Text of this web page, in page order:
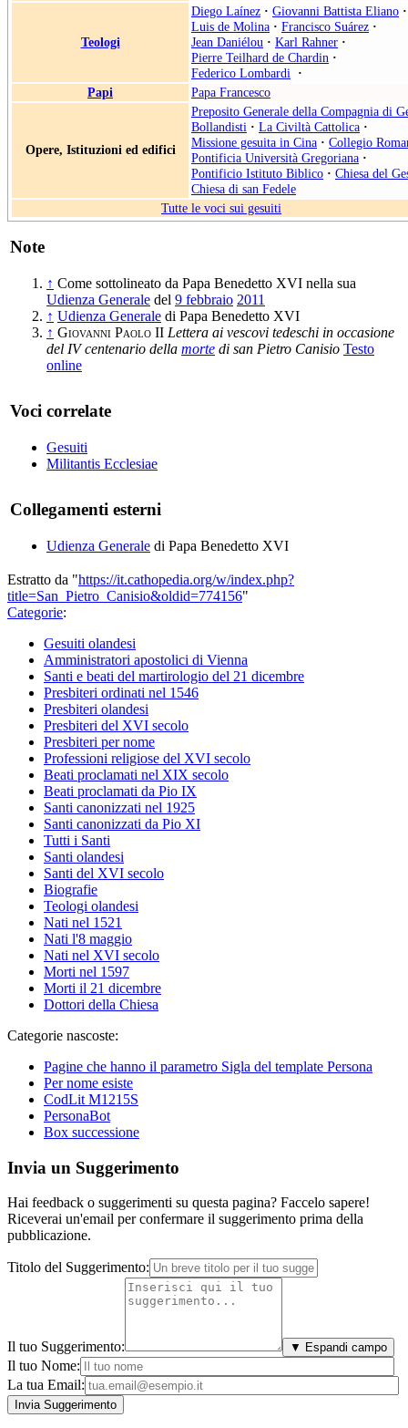
Teologi
Diego Laínez · Giovanni Battista Eliano ·
Luis de Molina · Francisco Suárez ·
Jean Daniélou · Karl Rahner ·
Pierre Teilhard de Chardin ·
Federico Lombardi
·
Papi
Papa Francesco
Opere, Istituzioni ed edifici
Preposito Generale della Compagnia di
Bollandisti · La Civiltà Cattolica ·
Missione gesuita in Cina · Collegio
Pontificia Università Gregoriana ·
Pontificio Istituto Biblico · Chiesa del
Chiesa di san Fedele
Tutte le voci sui gesuiti
Note
↑ Come sottolineato da Papa Benedetto XVI nella sua
Udienza Generale del 9 febbraio 2011
↑ Udienza Generale di Papa Benedetto XVI
↑ Giovanni Paolo II Lettera ai vescovi tedeschi in occasione
del IV centenario della morte di san Pietro Canisio Testo
online
Voci correlate
Gesuiti
Militantis Ecclesiae
Collegamenti esterni
Udienza Generale di Papa Benedetto XVI
Estratto da "https://it.cathopedia.org/w/index.php?
title=San_Pietro_Canisio&oldid=774156"
Categorie:
Gesuiti olandesi
Amministratori apostolici di Vienna
Santi e beati del martirologio del 21 dicembre
Presbiteri ordinati nel 1546
Presbiteri olandesi
Presbiteri del XVI secolo
Presbiteri per nome
Professioni religiose del XVI secolo
Beati proclamati nel XIX secolo
Beati proclamati da Pio IX
Santi canonizzati nel 1925
Santi canonizzati da Pio XI
Tutti i Santi
Santi olandesi
Santi del XVI secolo
Biografie
Teologi olandesi
Nati nel 1521
Nati l'8 maggio
Nati nel XVI secolo
Morti nel 1597
Morti il 21 dicembre
Dottori della Chiesa
Categorie nascoste:
Pagine che hanno il parametro Sigla del template Persona
Per nome esiste
CodLit M1215S
PersonaBot
Box successione
Invia un Suggerimento
Hai feedback o suggerimenti su questa pagina? Faccelo sapere!
Riceverai un'email per confermare il suggerimento prima della
pubblicazione.
Titolo del Suggerimento:
Il tuo Suggerimento: ▼ Espandi campo
Il tuo Nome:
La tua Email: